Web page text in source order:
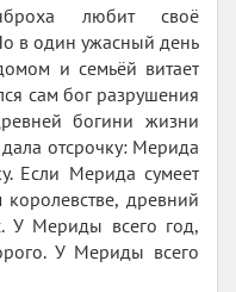
'73 Chevrolet
можнопонять,
его
еще живет в
пара нервных собак
любит своё
в один ужасный день
и семьёй витает
сам бог разрушения
богини жизни
отсрочку: Мерида
Если Мерида сумеет
древний
У Мериды всего год,
У Мериды всего